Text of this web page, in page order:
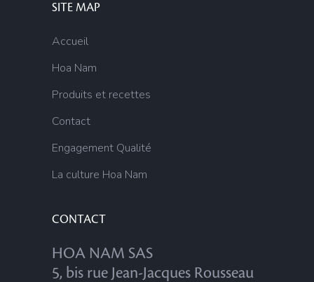
SITE MAP
Accueil
Hoa Nam
Produits et recettes
Contact
Engagement Qualité
La culture Hoa Nam
CONTACT
HOA NAM SAS
5, bis rue Jean-Jacques Rousseau